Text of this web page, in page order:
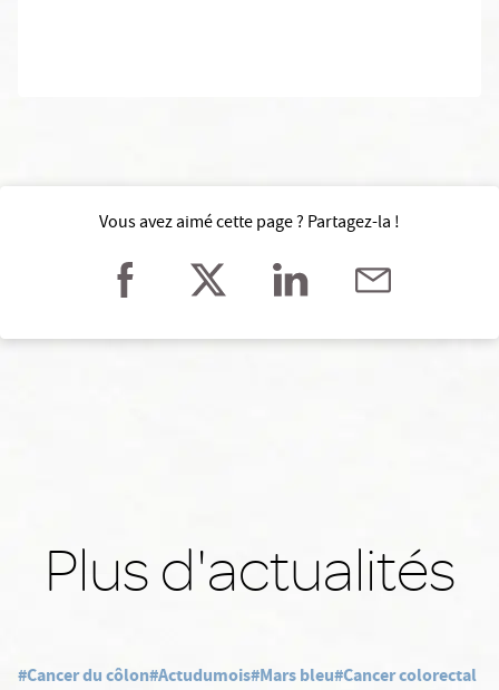
Vous avez aimé cette page ? Partagez-la !
Plus d'actualités
#Cancer du côlon#Actudumois#Mars bleu#Cancer colorectal